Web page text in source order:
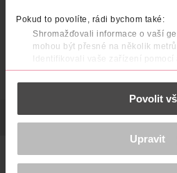
Pokud to povolíte, rádi bychom také:
Shromažďovali informace o vaší
mohou být přesné na několik metrů
Identifikovali vaše zařízení pomocí
konkrétní charakteristiky (otisk
Zjistěte více o tom, jak zpracováváme
části s podrobnostmi .
K provozu stránek, personalizaci
médií, analýze návštěvnosti, které
Více najdete vprohlášení o ochraně
Povolit
Upravit
Obj. č.: 1363043
POPIS POUŽITÍ SLOŽENÍ
Podpořte růst svých vlasů pomocí
unikátním složením. Tento